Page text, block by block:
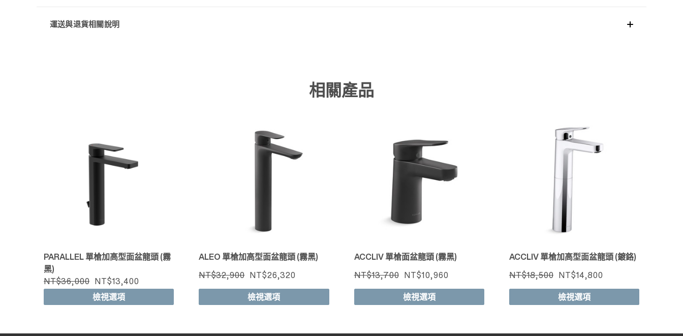
運送與退貨相關說明
相關產品
PARALLEL 單槍加高型面盆龍頭 (霧
黑)
NT$36,000 NT$13,400
檢視選項
ALEO 單槍加高型面盆龍頭 (霧黑)
NT$32,900 NT$26,320
檢視選項
快速檢視
ACCLIV 單槍面盆龍頭 (霧黑)
NT$13,700 NT$10,960
檢視選項
快速檢視
ACCLIV 單槍加高型面盆龍頭 (鍍鉻)
NT$18,500 NT$14,800
檢視選項